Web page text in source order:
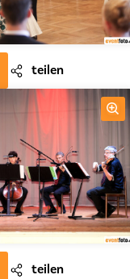
teilen
teilen